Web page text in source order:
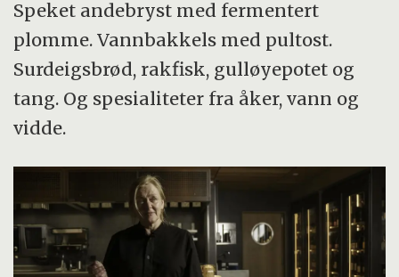
Speket andebryst med fermentert
plomme. Vannbakkels med pultost.
Surdeigsbrød, rakfisk, gulløyepotet og
tang. Og spesialiteter fra åker, vann og
vidde.